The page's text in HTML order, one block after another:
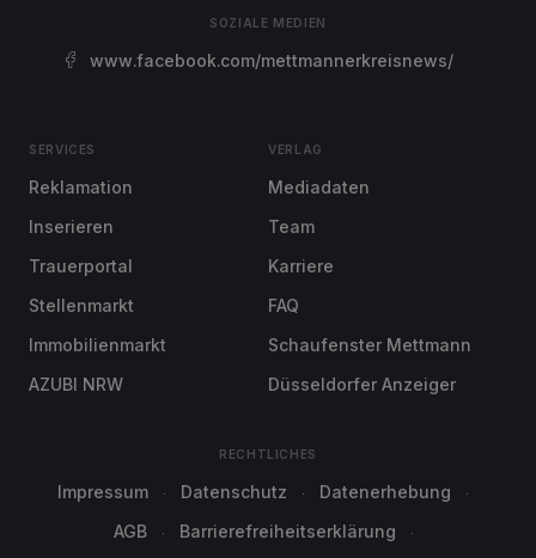
SOZIALE MEDIEN
www.facebook.com/mettmannerkreisnews/
SERVICES
Reklamation
Inserieren
Trauerportal
Stellenmarkt
Immobilienmarkt
AZUBI NRW
VERLAG
Mediadaten
Team
Karriere
FAQ
Schaufenster Mettmann
Düsseldorfer Anzeiger
RECHTLICHES
Impressum Datenschutz
Datenerhebung
AGB
Barrierefreiheitserklärung